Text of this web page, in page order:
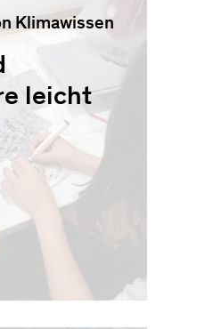
Klimawissen
leicht